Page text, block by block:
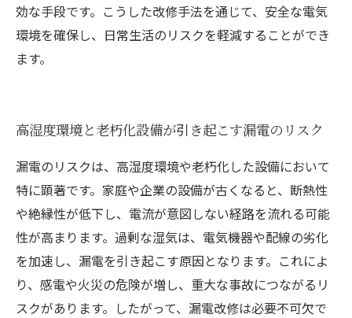
効な手段です。こうした改修手法を通じて、安全な電気
環境を確保し、日常生活のリスクを軽減することができ
ます。
高湿度環境と老朽化設備が引き起こす漏電のリスク
漏電のリスクは、高湿度環境や老朽化した設備において
特に顕著です。家庭や企業の設備が古くなると、断熱性
や絶縁性が低下し、電流が意図しない経路を流れる可能
性が高まります。過剰な湿気は、電気機器や配線の劣化
を加速し、漏電を引き起こす原因となります。これによ
り、感電や火災の危険が増し、重大な事故につながるリ
スクがあります。したがって、漏電改修は必要不可欠で